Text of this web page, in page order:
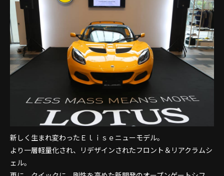
新しく生まれ変わったＥｌｉｓｅニューモデル。
より一層軽量化され、リデザインされたフロント＆リアクラムシ
ェル。